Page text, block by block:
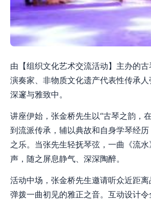
由【组织文化艺术交流活动】主办的
演奏家、非物质文化遗产代表性传承
深邃与雅致中。
讲座伊始，张金桥先生以“古琴之韵，
到流派传承，辅以典故和自身学琴经
之乐。当张先生轻抚琴弦，一曲《流
声，随之屏息静气、深深陶醉。
活动中场，张金桥先生邀请听众近距
弹拨一曲初见的雅正之音。互动设计